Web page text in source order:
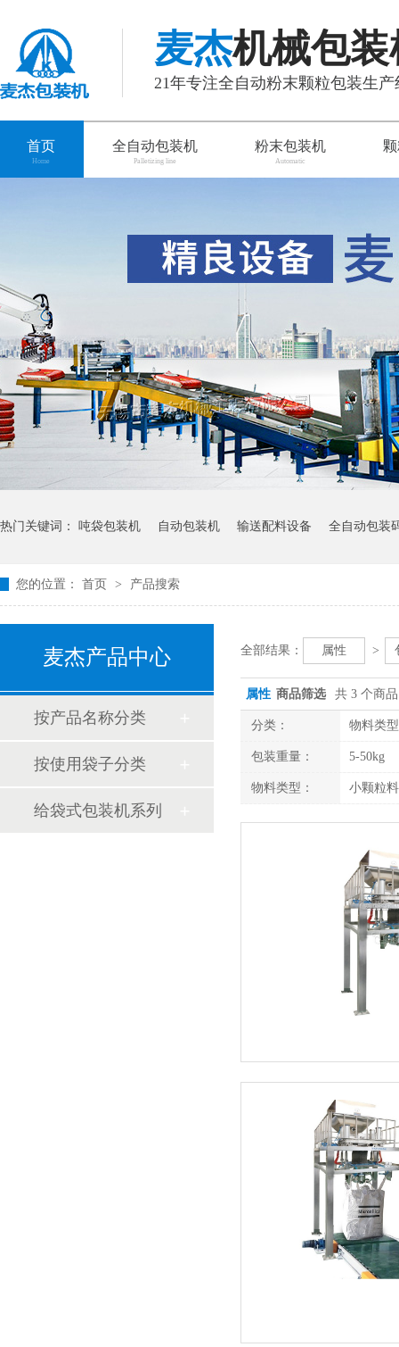
麦杰机械包装
21年专注全自动粉末颗粒包装生
首页
Home
全自动包装机
Palletizing line
粉末包装机
Automatic
热门关键词： 吨袋包装机 自动包装机 输送配料设备 全自动包装
您的位置： 首页 > 产品搜索
麦杰产品中心
按产品名称分类
按使用袋子分类
给袋式包装机系列
全部结果： 属性 >
属性 商品筛选 共 3 个商品
分类： 物料类型
包装重量： 5-50kg
物料类型： 小颗粒料